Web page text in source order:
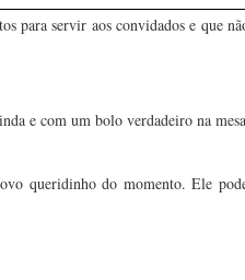
para servir aos convidados e que
e com um bolo verdadeiro na
queridinho do momento. Ele